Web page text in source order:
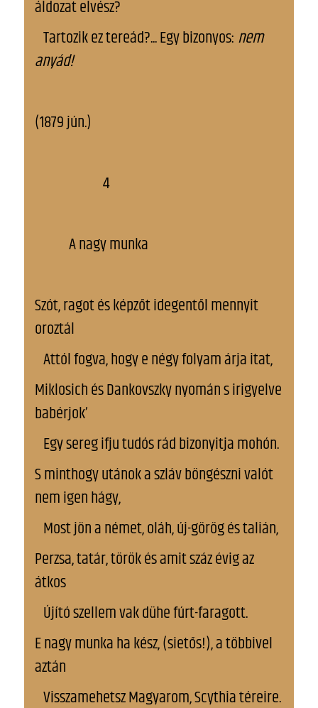
áldozat elvész?
Tartozik ez tereád?... Egy bizonyos: nem
anyád!
(1879 jún.)
4
A nagy munka
Szót, ragot és képzőt idegentől mennyit
oroztál
Attól fogva, hogy e négy folyam árja itat,
Miklosich és Dankovszky nyomán s irigyelve
babérjok’
Egy sereg ifju tudós rád bizonyitja mohón.
S minthogy utánok a szláv böngészni valót
nem igen hágy,
Most jön a német, oláh, új-görög és talián,
Perzsa, tatár, török és amit száz évig az
átkos
Újító szellem vak dühe fúrt-faragott.
E nagy munka ha kész, (sietős!), a többivel
aztán
Visszamehetsz Magyarom, Scythia téreire.